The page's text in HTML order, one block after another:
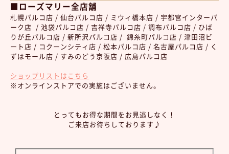
■ローズマリー全店舗
札幌パルコ店 / 仙台パルコ店 / ミウィ橋本店 / 宇都宮インターパ
ーク店 / 池袋パルコ店 / 吉祥寺パルコ店 / 調布パルコ店 / ひば
りが丘パルコ店 / 新所沢パルコ店 / 錦糸町パルコ店 / 津田沼ビ
ート店 / コクーンシティ店 / 松本パルコ店 / 名古屋パルコ店 / く
ずはモール店 / すみのどう京阪店 / 広島パルコ店
ショップリストはこちら
※オンラインストアでの実施はございません。
とってもお得な期間をお見逃しなく！
ご来店お待ちしております♪